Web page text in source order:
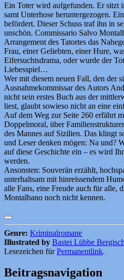
Ein Toter wird aufgefunden. Er sitzt
samt Unterhose heruntergezogen.
befördert. Dieser Schuss traf ihn in
unschön. Commissario Salvo
Arrangement des Tatortes das
Frau, einer Geliebten, einer Hure,
Eifersuchtsdrama, oder wurde der
Liebesspiel…
Wer mit diesem neuen Fall, den der
Ausnahmekommissar des Autors
nicht sein erstes Buch aus der
liest, glaubt sowieso nicht an eine
Auf dem Weg zur Seite 260 erfährt
Doppelmoral, über
des Mannes auf Sizilien. Das klingt
und Leser denken mögen: Na und?
auf diese Geschichte ein – es wird
werden.
Ansonsten: Souverän erzählt,
unterhaltsam mit hinreissendem
alle Fans, eine Freude auch für alle,
Montalbano noch nicht kennen.
Genre: Kriminalromane
Illustrated by Bastei Lübbe
Lesezeichen fürPermanentlink.
Beitragsnavigation